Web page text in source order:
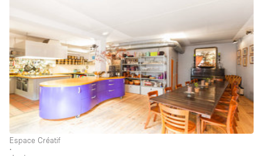
Étal de Marché
Caractéristiques de l'espace
Accès aux handicapés
Air conditionné
Animals Friendly
Espace Créatif
∙